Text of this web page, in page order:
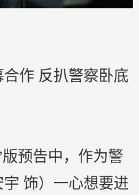
作 反扒警察卧底
预告中，作为警
饰）一心想要进